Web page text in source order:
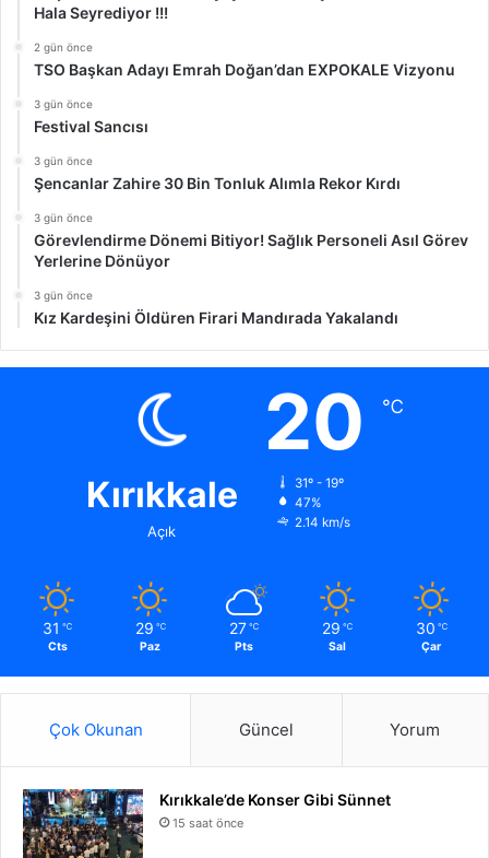
Hala Seyrediyor !!!
2 gün önce
TSO Başkan Adayı Emrah Doğan’dan EXPOKALE Vizyonu
3 gün önce
Festival Sancısı
3 gün önce
Şencanlar Zahire 30 Bin Tonluk Alımla Rekor Kırdı
3 gün önce
Görevlendirme Dönemi Bitiyor! Sağlık Personeli Asıl Görev
Yerlerine Dönüyor
3 gün önce
Kız Kardeşini Öldüren Firari Mandırada Yakalandı
Kırıkkale
Açık
20 ℃
31º - 19º
47%
2.14 km/s
31 ℃
Cts
29 ℃
Paz
27 ℃
Pts
29 ℃
Sal
30 ℃
Çar
Çok Okunan Güncel Yorum
Kırıkkale’de Konser Gibi Sünnet
15 saat önce